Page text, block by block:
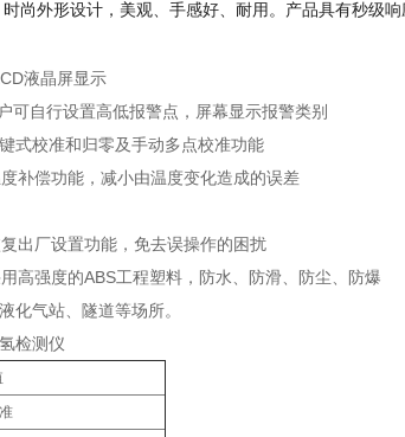
尚外形设计，美观、手感好、耐用。产品具有秒级
晶屏显示
点，屏幕显示报警类别
和归零及手动多点校准功能
由温度变化造成的误差
功能，免去误操作的困扰
工程塑料，防水、防滑、防尘、防爆
气站、隧道等场所。
检测仪